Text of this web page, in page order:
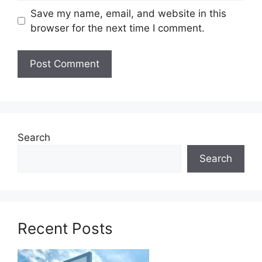
Jawatan Ditawarkan FELDA
2024
Penolong Pegawai Pengurusan Utiliti
Pembantu Tadbir Pengurusan Utiliti
(Penolong Pegawai PM)
Pegawai Strategik dan Pengkomersialan
Save my name, email, and website in this
browser for the next time I comment.
Search
Search
Recent Posts